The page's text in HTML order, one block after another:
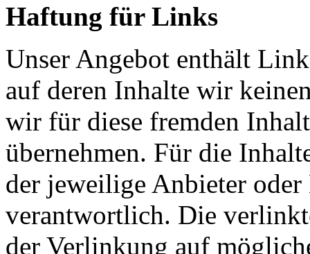
Haftung für Links
Unser Angebot enthält
auf deren Inhalte wir
wir für diese fremden
übernehmen. Für die
der jeweilige Anbieter oder
verantwortlich. Die
der Verlinkung auf